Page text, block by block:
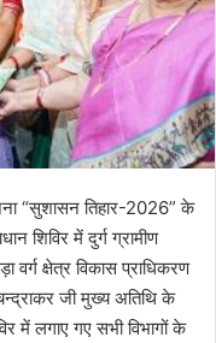
“सुशासन तिहार-2026” के
शिविर में दुर्ग ग्रामीण
वर्ग क्षेत्र विकास प्राधिकरण
जी मुख्य अतिथि के
में लगाए गए सभी विभागों के